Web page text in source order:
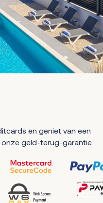
en geniet van een
geld-terug-garantie.